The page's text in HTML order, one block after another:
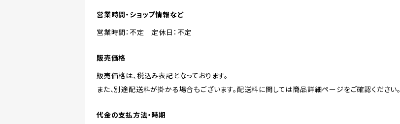
営業時間・ショップ情報など
営業時間：不定 定休日：不定
販売価格
販売価格は、税込み表記となっております。
また、別途配送料が掛かる場合もございます。配送料に関しては商品詳細ページをご確認ください。
代金の支払方法・時期